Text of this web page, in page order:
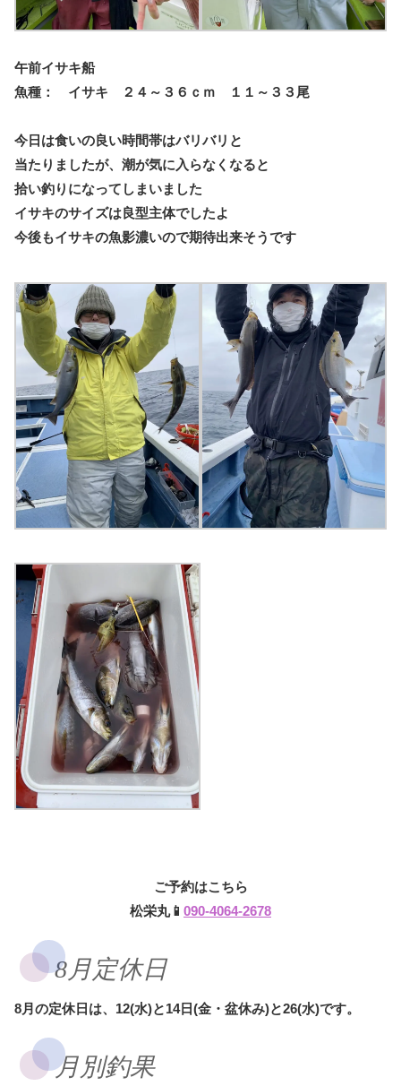
午前イサキ船
魚種： イサキ ２４～３６ｃｍ １１～３３尾
今日は食いの良い時間帯はバリバリと
当たりましたが、潮が気に入らなくなると
拾い釣りになってしまいました
イサキのサイズは良型主体でしたよ
今後もイサキの魚影濃いので期待出来そうです
ご予約はこちら
松栄丸📱 090-4064-2678
8月定休日
8月の定休日は、12(水)と14日(金・盆休み)と26(水)です。
月別釣果